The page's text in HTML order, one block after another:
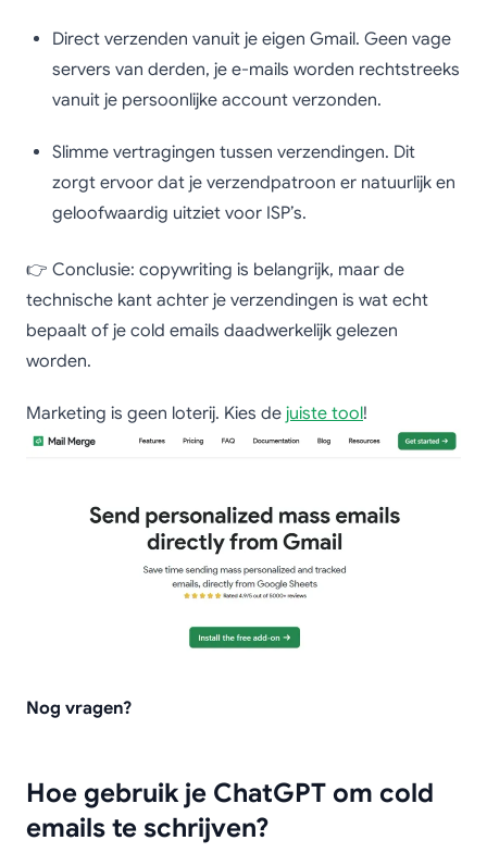
Direct verzenden vanuit je eigen Gmail. Geen vage
servers van derden, je e-mails worden rechtstreeks
vanuit je persoonlijke account verzonden.
Slimme vertragingen tussen verzendingen. Dit
zorgt ervoor dat je verzendpatroon er natuurlijk en
geloofwaardig uitziet voor ISP’s.
👉 Conclusie: copywriting is belangrijk, maar de
technische kant achter je verzendingen is wat echt
bepaalt of je cold emails daadwerkelijk gelezen
worden.
Marketing is geen loterij. Kies de juiste tool!
Nog vragen?
Hoe gebruik je ChatGPT om cold
emails te schrijven?